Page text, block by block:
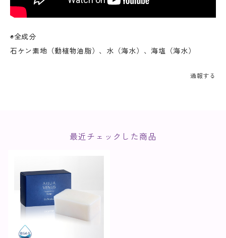
◉全成分
石ケン素地（動植物油脂）、水（海水）、海塩（海水）
通報する
最近チェックした商品